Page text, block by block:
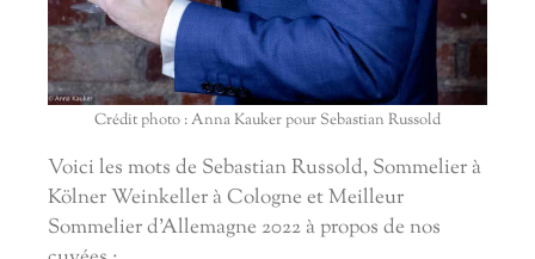
Crédit photo : Anna Kauker pour Sebastian Russold
Voici les mots de Sebastian Russold, Sommelier à
Kölner Weinkeller à Cologne et Meilleur
Sommelier d'Allemagne 2022 à propos de nos